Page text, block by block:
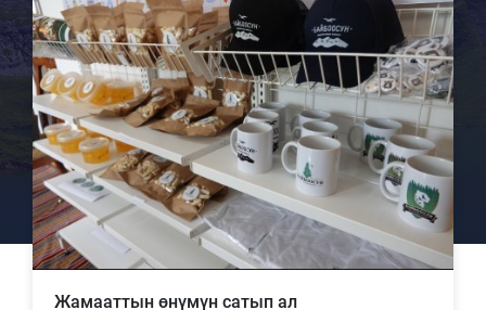
Жамааттын өнүмүн сатып ал